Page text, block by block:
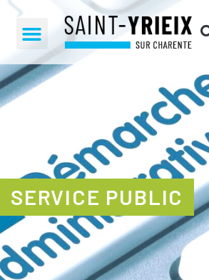
SERVICE PUBLIC